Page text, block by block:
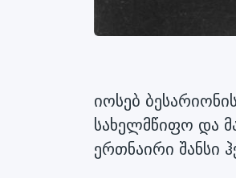
იოსებ
სახელმწიფო და
ერთნაირი შანსი